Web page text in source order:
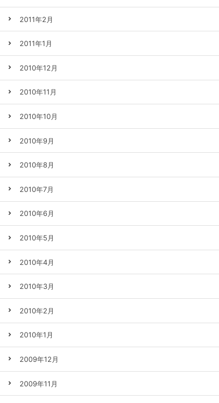
2011年2月
2011年1月
2010年12月
2010年11月
2010年10月
2010年9月
2010年8月
2010年7月
2010年6月
2010年5月
2010年4月
2010年3月
2010年2月
2010年1月
2009年12月
2009年11月